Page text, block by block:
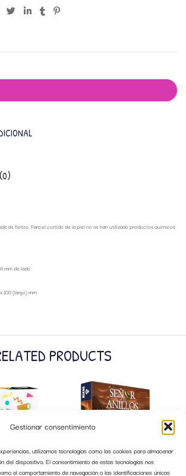
Gestionar consentimiento
utilizamos tecnologías como las cookies para almacenar
del dispositivo. El consentimiento de estas tecnologías nos
el comportamiento de navegación o las identificaciones únicas
de fieltro. Para el curtido de la piel no se han utilizado productos químicos
mm de lado
100 (largo) mm
PRODUCTS